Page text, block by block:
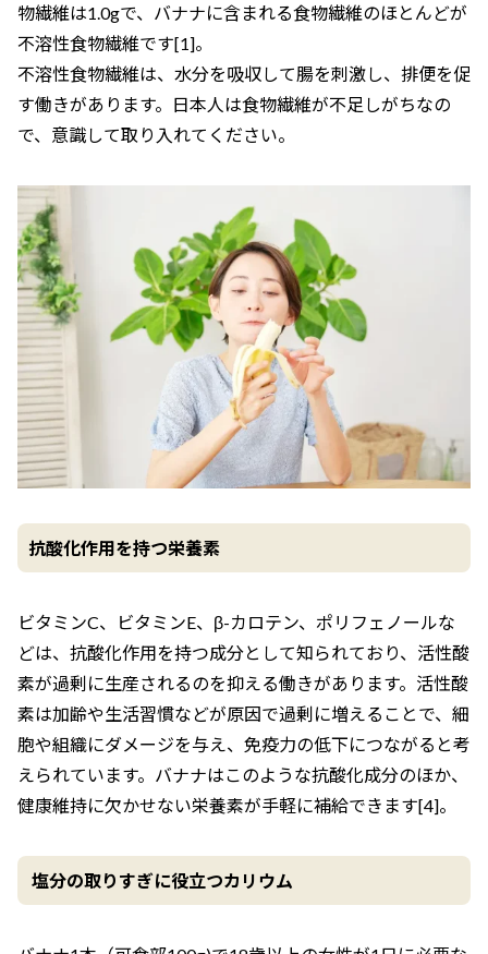
物繊維は1.0gで、バナナに含まれる食物繊維のほとんどが
不溶性食物繊維です[1]。
不溶性食物繊維は、水分を吸収して腸を刺激し、排便を促
す働きがあります。日本人は食物繊維が不足しがちなの
で、意識して取り入れてください。
抗酸化作用を持つ栄養素
ビタミンC、ビタミンE、β-カロテン、ポリフェノールな
どは、抗酸化作用を持つ成分として知られており、活性酸
素が過剰に生産されるのを抑える働きがあります。活性酸
素は加齢や生活習慣などが原因で過剰に増えることで、細
胞や組織にダメージを与え、免疫力の低下につながると考
えられています。バナナはこのような抗酸化成分のほか、
健康維持に欠かせない栄養素が手軽に補給できます[4]。
塩分の取りすぎに役立つカリウム